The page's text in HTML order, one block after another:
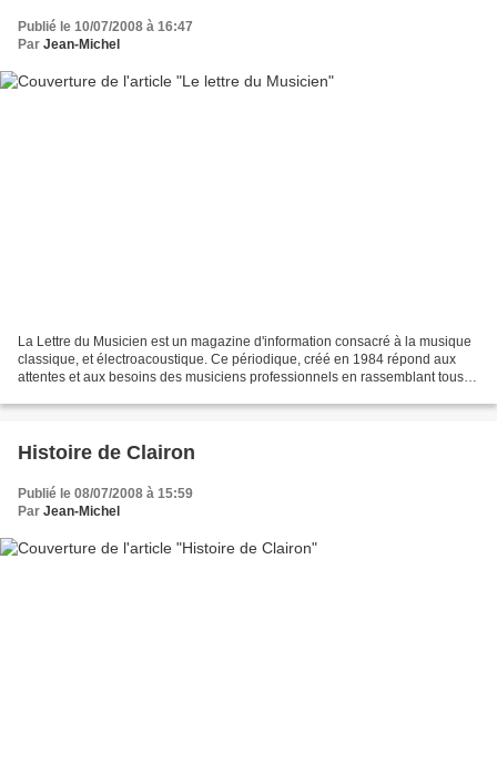
Publié le 10/07/2008 à 16:47
Par Jean-Michel
La Lettre du Musicien est un magazine d'information consacré à la musique
classique, et électroacoustique. Ce périodique, créé en 1984 répond aux
attentes et aux besoins des musiciens professionnels en rassemblant tous
Histoire de Clairon
Publié le 08/07/2008 à 15:59
Par Jean-Michel